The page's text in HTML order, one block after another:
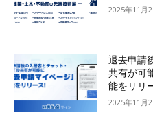
2025年11月
退去申請
共有が可
能をリリ
2025年11月